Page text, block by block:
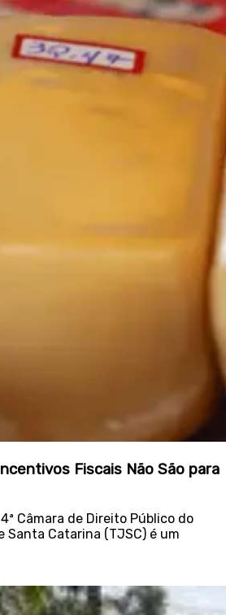
Fiscais Não São para
Câmara de Direito Público do
Santa Catarina (TJSC) é um